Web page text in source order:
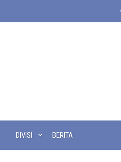
DIVISI BERITA